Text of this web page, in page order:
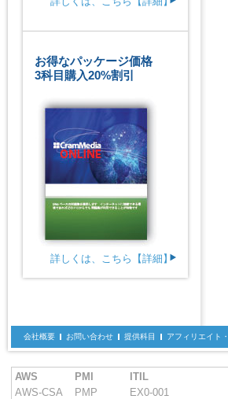
お得なパッケージ価格
3科目購入20%割引
詳しくは、こちら【詳細】
会社概要 お問い合わせ 提供科目 アフィリエイト
AWS
AWS-CSA
PMI
PMP
ITIL
EX0-001